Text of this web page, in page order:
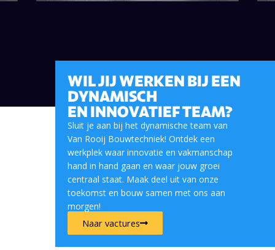
WIL JIJ WERKEN BIJ EEN
DYNAMISCH
EN INNOVATIEF TEAM?
Sluit je aan bij het dynamische team van
Van Rooij Bouwtechniek! Ontdek een
werkplek waar innovatie en vakmanschap
hand in hand gaan en waar jouw groei
centraal staat. Maak deel uit van onze
toekomst en bouw samen met ons aan
morgen!
Naar vactures